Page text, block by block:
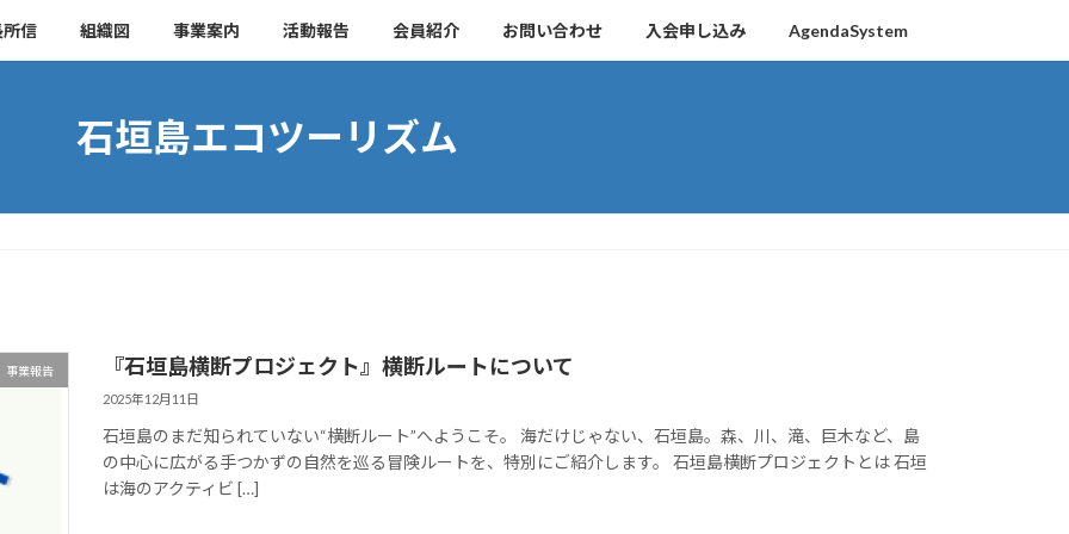
信 組織図 事業案内 活動報告 会員紹介 お問い合わせ 入会申し込み AgendaSystem
石垣島エコツーリズム
事業報告 『石垣島横断プロジェクト』横断ルートについて
2025年12月11日
石垣島のまだ知られていない“横断ルート”へようこそ。 海だけじゃない、石垣島。森、川、滝、巨木など、島
の中心に広がる手つかずの自然を巡る冒険ルートを、特別にご紹介します。 石垣島横断プロジェクトとは 石垣
は海のアクティビ […]